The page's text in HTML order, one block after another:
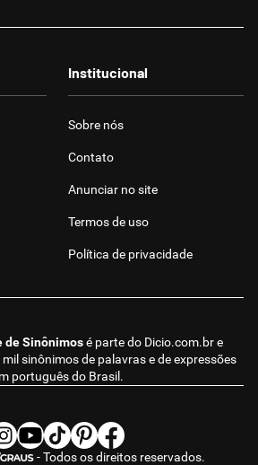
de Sinônimosé parte do Dicio.com.bre
sinônimos de palavras e de expressões
português do Brasil.
Institucional
Sobre nós
Contato
Anunciar no site
Termos de uso
Política de privacidade
- Todos os direitos reservados.